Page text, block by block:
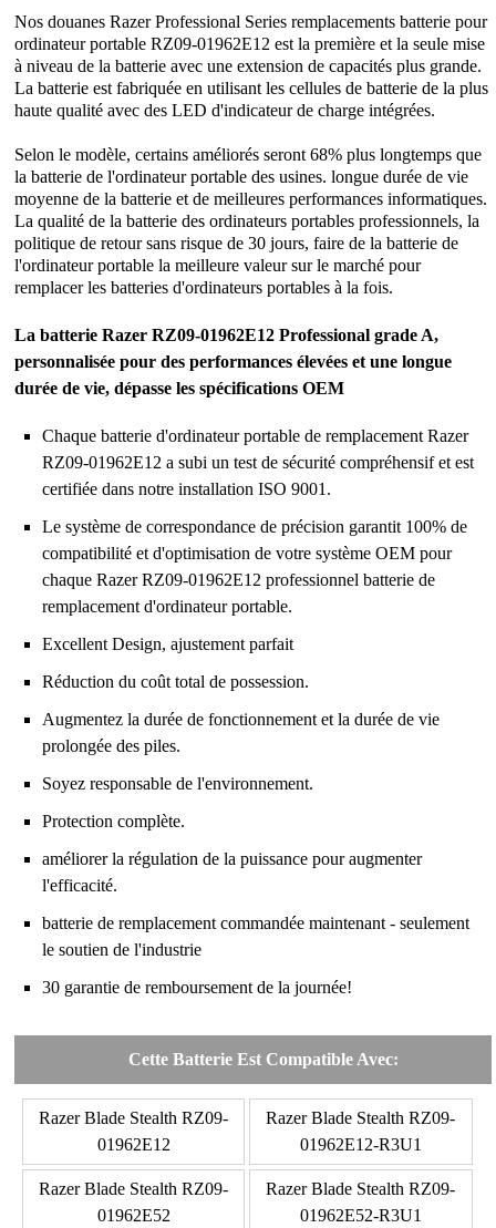
Nos douanes Razer Professional Series remplacements batterie pour
ordinateur portable RZ09-01962E12 est la première et la seule mise
à niveau de la batterie avec une extension de capacités plus grande.
La batterie est fabriquée en utilisant les cellules de batterie de la plus
haute qualité avec des LED d'indicateur de charge intégrées.
Selon le modèle, certains améliorés seront 68% plus longtemps que
la batterie de l'ordinateur portable des usines. longue durée de vie
moyenne de la batterie et de meilleures performances informatiques.
La qualité de la batterie des ordinateurs portables professionnels, la
politique de retour sans risque de 30 jours, faire de la batterie de
l'ordinateur portable la meilleure valeur sur le marché pour
remplacer les batteries d'ordinateurs portables à la fois.
La batterie Razer RZ09-01962E12 Professional grade A,
personnalisée pour des performances élevées et une longue
durée de vie, dépasse les spécifications OEM
Chaque batterie d'ordinateur portable de remplacement Razer
RZ09-01962E12 a subi un test de sécurité compréhensif et est
certifiée dans notre installation ISO 9001.
Le système de correspondance de précision garantit 100% de
compatibilité et d'optimisation de votre système OEM pour
chaque Razer RZ09-01962E12 professionnel batterie de
remplacement d'ordinateur portable.
Excellent Design, ajustement parfait
Réduction du coût total de possession.
Augmentez la durée de fonctionnement et la durée de vie
prolongée des piles.
Soyez responsable de l'environnement.
Protection complète.
améliorer la régulation de la puissance pour augmenter
l'efficacité.
batterie de remplacement commandée maintenant - seulement
le soutien de l'industrie
30 garantie de remboursement de la journée!
Cette Batterie Est Compatible Avec:
Razer Blade Stealth RZ09-
01962E12
Razer Blade Stealth RZ09-
01962E12-R3U1
Razer Blade Stealth RZ09-
01962E52
Razer Blade Stealth RZ09-
01962E52-R3U1